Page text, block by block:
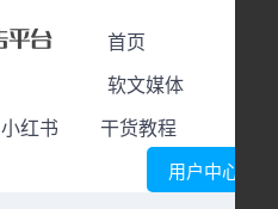
首页
软文媒体
小红书 干货教程
用户中心